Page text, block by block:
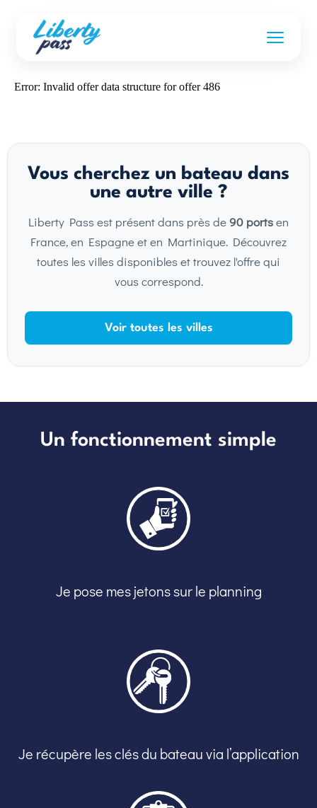
Error: Invalid offer data structure for offer 486
Vous cherchez un bateau dans
une autre ville ?
Liberty Pass est présent dans près de90 portsen
France, en Espagne et en Martinique. Découvrez
toutes les villes disponibles et trouvez l'offre qui
vous correspond.
Voir toutes les villes
Un fonctionnement simple
Je pose mes jetons sur le planning
Je récupère les clés du bateau via l’application